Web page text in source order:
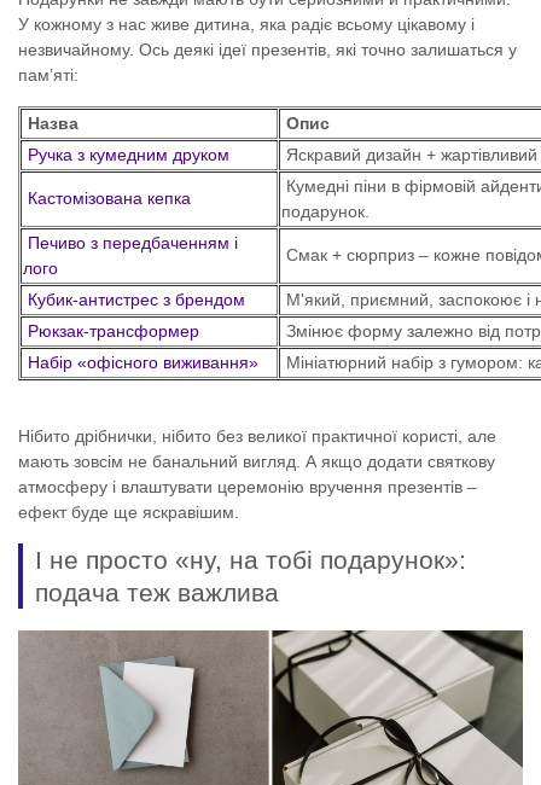
У кожному з нас живе дитина, яка радіє всьому цікавому і
незвичайному. Ось деякі ідеї презентів, які точно залишаться у
пам’яті:
Назва
Опис
Ручка з кумедним друком
Яскравий дизайн +
Кастомізована кепка
Кумедні піни в фірмовій
подарунок.
Печиво з передбаченням і
лого
Смак + сюрприз – кожне
Кубик-антистрес з брендом
М'який, приємний, заспокоює і
Рюкзак-трансформер
Змінює форму залежно від
Набір «офісного виживання»
Мініатюрний набір з гумором:
Нібито дрібнички, нібито без великої практичної користі, але
мають зовсім не банальний вигляд. А якщо додати святкову
атмосферу і влаштувати церемонію вручення презентів –
ефект буде ще яскравішим.
І не просто «ну, на тобі подарунок»:
подача теж важлива